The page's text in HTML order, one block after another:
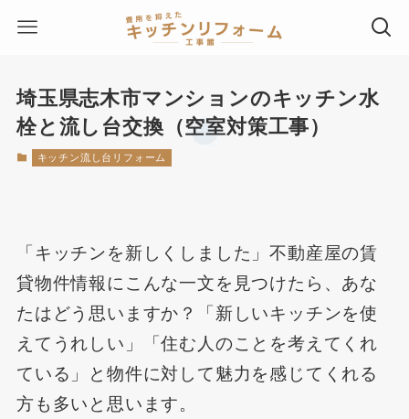
埼玉県志木市マンションのキッチン水
栓と流し台交換（空室対策工事）
キッチン流し台リフォーム
「キッチンを新しくしました」不動産屋の賃
貸物件情報にこんな一文を見つけたら、あな
たはどう思いますか？「新しいキッチンを使
えてうれしい」「住む人のことを考えてくれ
ている」と物件に対して魅力を感じてくれる
方も多いと思います。